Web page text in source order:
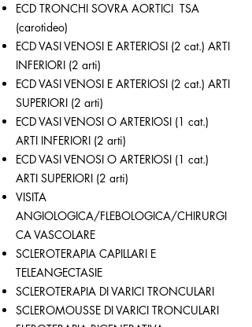
ECD TRONCHI SOVRA AORTICI TSA
(carotideo)
ECD VASI VENOSI E ARTERIOSI (2 cat.) ARTI
INFERIORI (2 arti)
ECD VASI VENOSI E ARTERIOSI (2 cat.) ARTI
SUPERIORI (2 arti)
ECD VASI VENOSI O ARTERIOSI (1 cat.)
ARTI INFERIORI (2 arti)
ECD VASI VENOSI O ARTERIOSI (1 cat.)
ARTI SUPERIORI (2 arti)
VISITA
ANGIOLOGICA/FLEBOLOGICA/CHIRURGI
CA VASCOLARE
SCLEROTERAPIA CAPILLARI E
TELEANGECTASIE
SCLEROTERAPIA DI VARICI TRONCULARI
SCLEROMOUSSE DI VARICI TRONCULARI